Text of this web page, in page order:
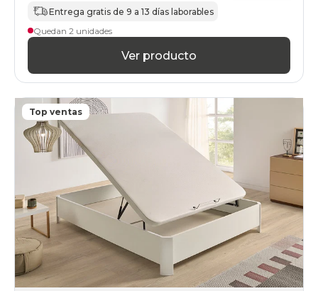
Entrega gratis de 9 a 13 días laborables
Quedan 2 unidades
Ver producto
Top ventas